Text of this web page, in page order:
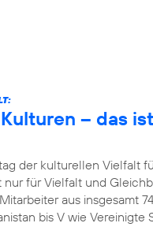
– das
der kulturellen Vielfalt
für Vielfalt und
aus insgesamt
bis V wie Vereinigte